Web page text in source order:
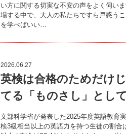
い方に関する切実な不安の声をよく伺い
場する中で、大人の私たちですら戸惑う
を学べばいい…
2026.06.27
英検は合格のためだけ
てる「ものさし」とし
文部科学省が発表した2025年度英語教育
検3級相当以上の英語力を持つ生徒の割合